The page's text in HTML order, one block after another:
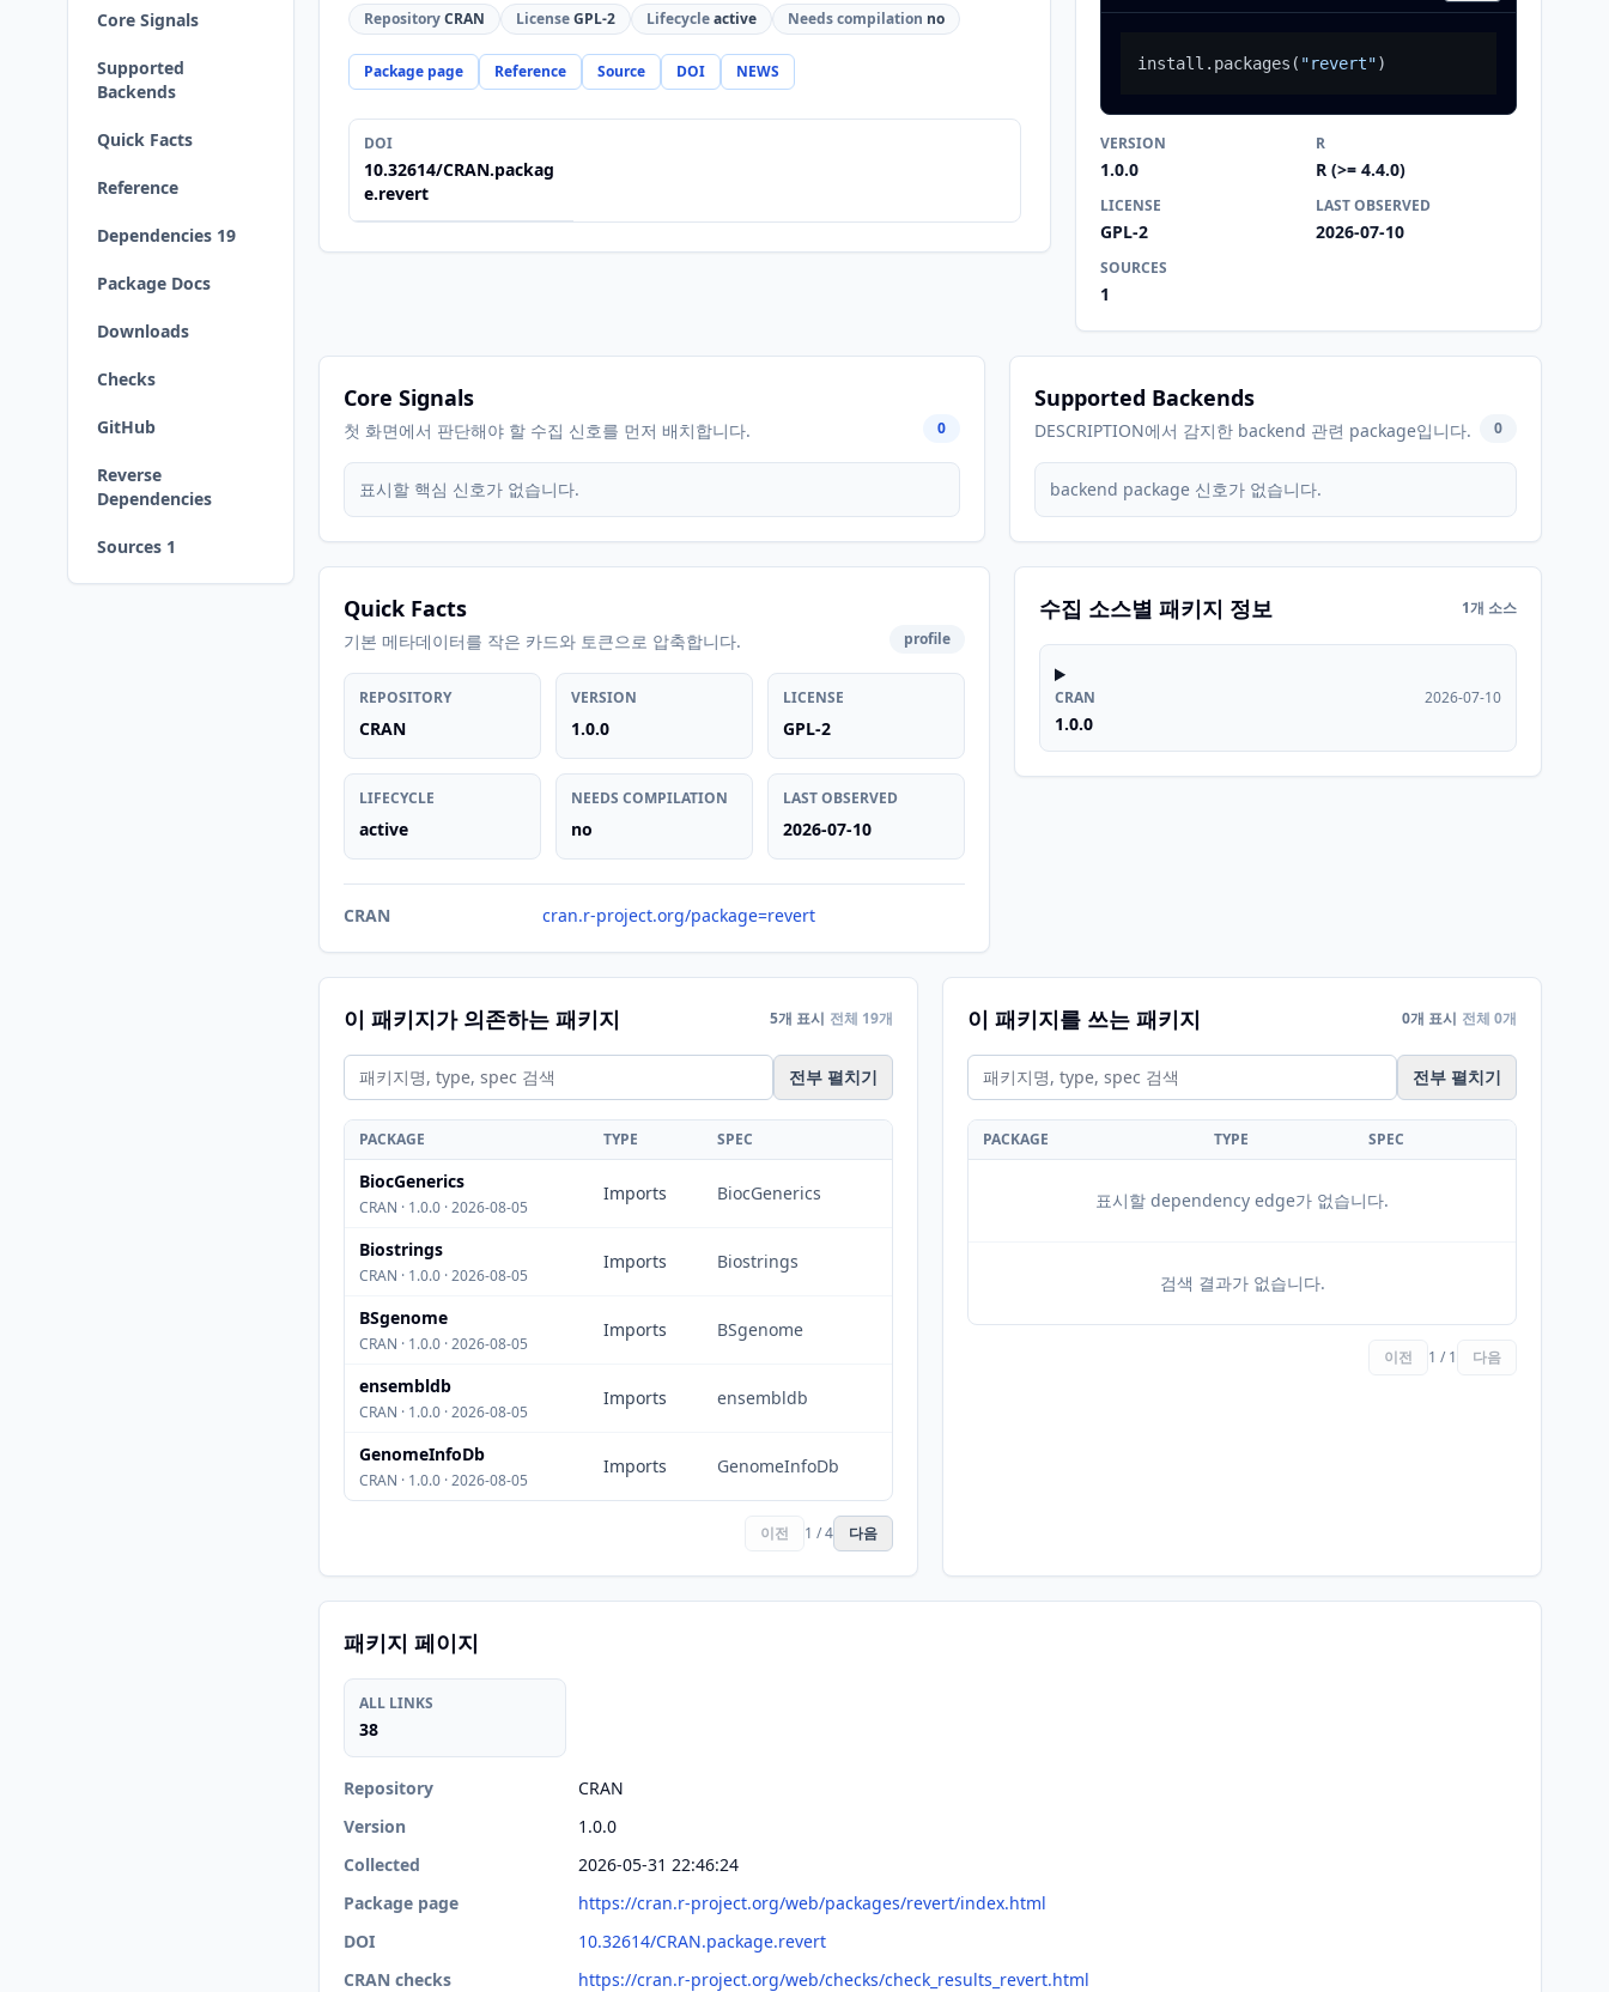
Core Signals
Supported
Backends
Quick Facts
Reference
Dependencies 19
Package Docs
Downloads
Checks
GitHub
Reverse
Dependencies
Sources 1
RepositoryCRAN LicenseGPL-2 Lifecycleactive Needs compilation no
Package page Reference Source DOI NEWS
DOI
10.32614/CRAN.packag
e.revert
install.packages ( "revert")
VERSION
1.0.0
R
R (>= 4.4.0)
LICENSE
GPL-2
LAST OBSERVED
2026-07-10
SOURCES
1
Core Signals
첫 화면에서 판단해야 할 수집 신호를 먼저 배치합니다. 0
표시할 핵심 신호가 없습니다.
Supported Backends
DESCRIPTION에서 감지한 backend 관련 package입니다. 0
backend package 신호가 없습니다.
Quick Facts
기본 메타데이터를 작은 카드와 토큰으로 압축합니다. profile
REPOSITORY
CRAN
VERSION
1.0.0
LICENSE
GPL-2
LIFECYCLE
active
NEEDS COMPILATION
no
LAST OBSERVED
2026-07-10
CRAN cran.r-project.org/package=revert
수집 소스별 패키지 정보 1개 소스
CRAN
1.0.0
2026-07-10
이 패키지가 의존하는 패키지 5개 표시 전체 19개
전부 펼치기
PACKAGE TYPE SPEC
BiocGenerics
CRAN · 1.0.0 · 2026-08-05
Imports BiocGenerics
Biostrings
CRAN · 1.0.0 · 2026-08-05
Imports Biostrings
BSgenome
CRAN · 1.0.0 · 2026-08-05
Imports BSgenome
ensembldb
CRAN · 1.0.0 · 2026-08-05
Imports ensembldb
GenomeInfoDb
CRAN · 1.0.0 · 2026-08-05
Imports GenomeInfoDb
이전 1 / 4 다음
이 패키지를 쓰는 패키지 0개 표시 전체 0개
전부 펼치기
PACKAGE TYPE SPEC
표시할 dependency edge가 없습니다.
검색 결과가 없습니다.
이전 1 / 1 다음
패키지 페이지
ALL LINKS
38
Repository
CRAN
Version
1.0.0
Collected
2026-05-31 22:46:24
Package page
https://cran.r-project.org/web/packages/revert/index.html
DOI
10.32614/CRAN.package.revert
CRAN checks
https://cran.r-project.org/web/checks/check_results_revert.html